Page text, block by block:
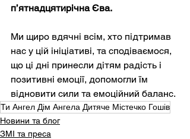
п’ятнадцятирічна Єва.
Ми щиро вдячні всім, хто підтримав
нас у цій ініціативі, та сподіваємося,
що ці дні принесли дітям радість і
позитивні емоції, допомогли їм
відновити сили та емоційний баланс.
Ти Ангел Дім Ангела Дитяче Містечко Гошів
Новини та блог
ЗМІ та преса